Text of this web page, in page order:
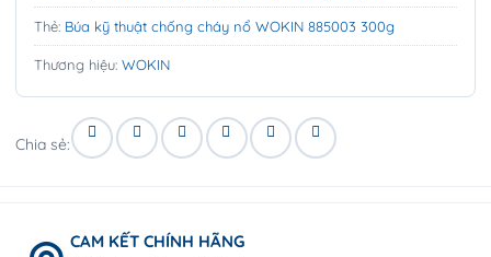
Thẻ: Búa kỹ thuật chống cháy nổ WOKIN 885003 300g
Thương hiệu: WOKIN
Chia sẻ:
CAM KẾT CHÍNH HÃNG